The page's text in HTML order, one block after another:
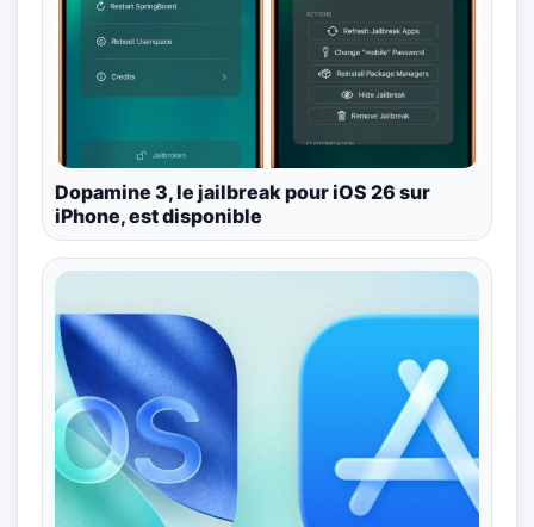
Dopamine 3, le jailbreak pour iOS 26 sur
iPhone, est disponible